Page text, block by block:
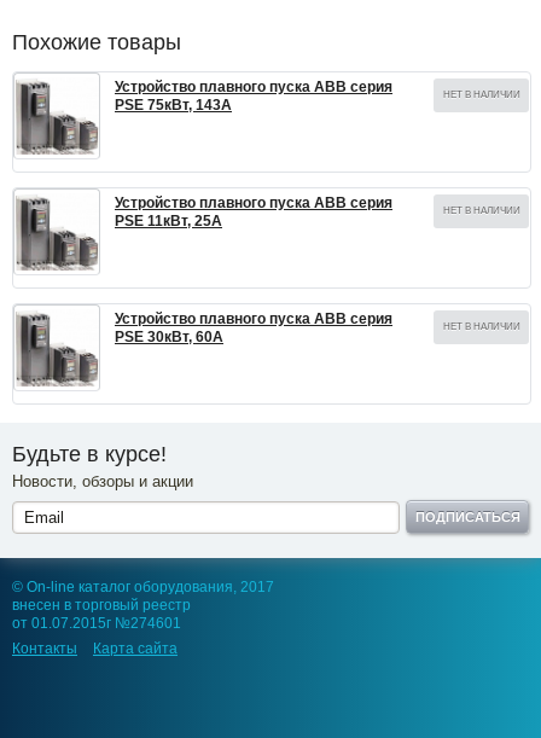
Похожие товары
Устройство плавного пуска ABB серия
PSE 75кВт, 143А
НЕТ В НАЛИЧИИ
Устройство плавного пуска ABB серия
PSE 11кВт, 25А
НЕТ В НАЛИЧИИ
Устройство плавного пуска ABB серия
PSE 30кВт, 60А
НЕТ В НАЛИЧИИ
Будьте в курсе!
Новости, обзоры и акции
ПОДПИСАТЬСЯ
© On-line каталог оборудования, 2017
внесен в торговый реестр
от 01.07.2015г №274601
Контакты
Карта сайта